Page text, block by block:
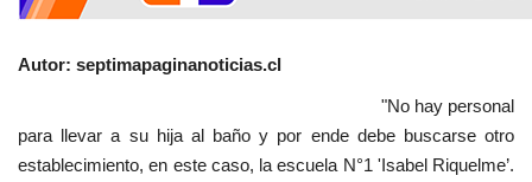
Autor: septimapaginanoticias.cl
"No hay personal
para llevar a su hija al baño y por ende debe buscarse otro
establecimiento, en este caso, la escuela N°1 'Isabel Riquelme’.